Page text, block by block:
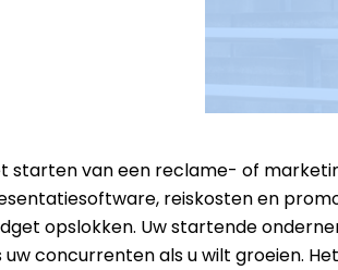
starten van een reclame- of
reiskosten en
opslokken. Uw startende
uw concurrenten als u wilt groeien.